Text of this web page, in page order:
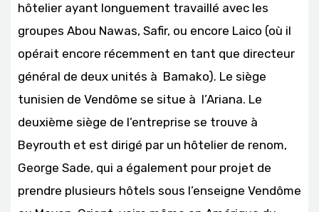
hôtelier ayant longuement travaillé avec les
groupes Abou Nawas, Safir, ou encore Laico (où il
opérait encore récemment en tant que directeur
général de deux unités à Bamako). Le siège
tunisien de Vendôme se situe à l’Ariana. Le
deuxième siège de l’entreprise se trouve à
Beyrouth et est dirigé par un hôtelier de renom,
George Sade, qui a également pour projet de
prendre plusieurs hôtels sous l’enseigne Vendôme